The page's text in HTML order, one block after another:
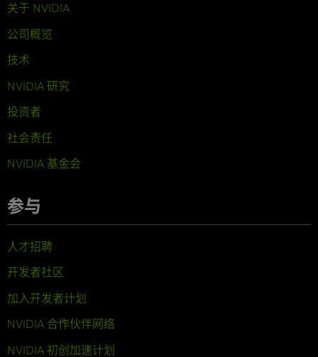
关于 NVIDIA
公司概览
技术
NVIDIA 研究
投资者
社会责任
NVIDIA 基金会
参与
人才招聘
开发者社区
加入开发者计划
NVIDIA 合作伙伴网络
NVIDIA 初创加速计划